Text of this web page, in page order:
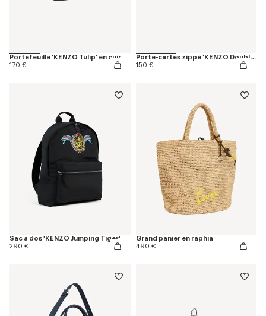
Portefeuille 'KENZO Tulip' en cuir
170 €
Porte-cartes zippé ‘KENZO Double K’ en cuir
150 €
Sac à dos 'KENZO Jumping Tiger'
290 €
Grand panier en raphia
490 €